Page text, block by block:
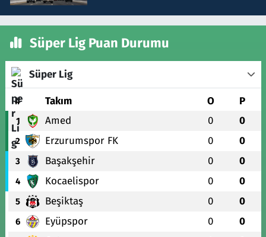
Süper Lig Puan Durumu
Süper Lig
# Takım O P
1 Amed 0 0
2 Erzurumspor FK 0 0
3 Başakşehir 0 0
4 Kocaelispor 0 0
5 Beşiktaş 0 0
6 Eyüpspor 0 0